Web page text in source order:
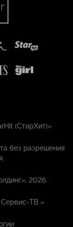
(СтарХит)»
без разрешения
2026.
ТВ »